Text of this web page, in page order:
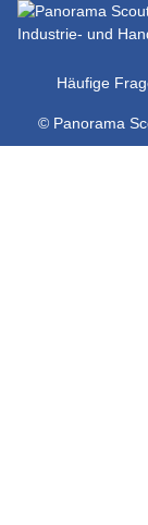
Häufige
© Panorama